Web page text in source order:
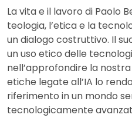
La vita e il lavoro di Paolo
teologia, l’etica e la
un dialogo costruttivo. Il
un uso etico delle
nell’approfondire la
etiche legate all’IA lo
riferimento in un mondo
tecnologicamente